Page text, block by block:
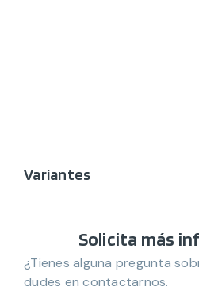
Variantes
Solicita más
¿Tienes alguna pregunta
dudes en contactarnos.